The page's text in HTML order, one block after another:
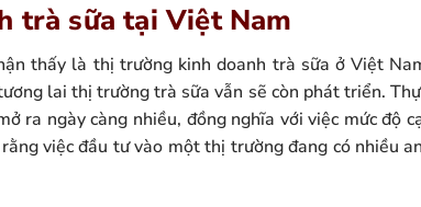
trà sữa tại Việt Nam
thấy là thị trường kinh doanh trà sữa ở Việt
lai thị trường trà sữa vẫn sẽ còn phát triển.
ra ngày càng nhiều, đồng nghĩa với việc mức độ
việc đầu tư vào một thị trường đang có nhiều